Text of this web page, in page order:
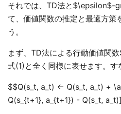
それでは、TD法と$\epsilon$-
て、価値関数の推定と最適方策
う。
まず、TD法による行動価値関
式(1)と全く同様に表せます。す
$$Q(s_t, a_t) ← Q(s_t, a_t) +
Q(s_{t+1}, a_{t+1}) - Q(s_t,